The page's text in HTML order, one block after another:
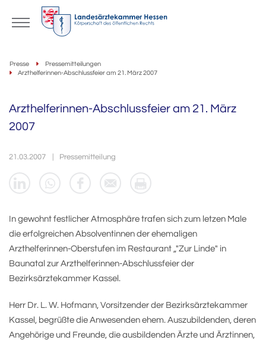
Presse
Pressemitteilungen
Arzthelferinnen-Abschlussfeier am 21. März 2007
Arzthelferinnen-Abschlussfeier am 21. März
2007
21.03.2007 Pressemitteilung
In gewohnt festlicher Atmosphäre trafen sich zum letzen Male
die erfolgreichen Absolventinnen der ehemaligen
Arzthelferinnen-Oberstufen im Restaurant „"Zur Linde" in
Baunatal zur Arzthelferinnen-Abschlussfeier der
Bezirksärztekammer Kassel.
Herr Dr. L. W. Hofmann, Vorsitzender der Bezirksärztekammer
Kassel, begrüßte die Anwesenden ehem. Auszubildenden, deren
Angehörige und Freunde, die ausbildenden Ärzte und Ärztinnen,